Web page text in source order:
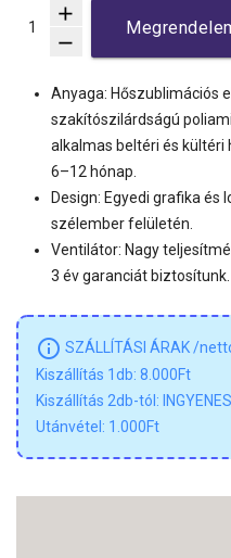
add
remove
Anyaga: Hőszublimációs
szakítószilárdságú
alkalmas beltéri és
6–12 hónap.
Design: Egyedi grafika és
szélember felületén.
Ventilátor: Nagy
3 év garanciát biztosítunk.
info_outline SZÁLLÍTÁSI ÁRAK /
Kiszállítás 1db: 8.000Ft
Kiszállítás 2db-tól: INGYENES
Utánvétel: 1.000Ft